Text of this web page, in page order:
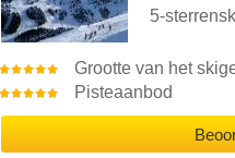
5-
Grootte van het
Pisteaanbod